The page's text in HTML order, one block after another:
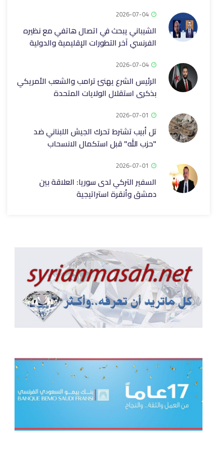
2026-07-04
الشيباني يبحث في اتصال هاتفي مع نظيره
الفرنسي آخر التطورات الإقليمية والدولية ‏
2026-07-04
الرئيس الشرع يهنئ ترامب والشعب الأمريكي
بذكرى استقلال الولايات المتحدة
2026-07-01
تل أبيب تشترط تحرك الجيش اللبناني ضد
"حزب الله" قبل استكمال الانسحاب
2026-07-01
السفير التركي لدى سوريا: العلاقة بين
دمشق وأنقرة استراتيجية